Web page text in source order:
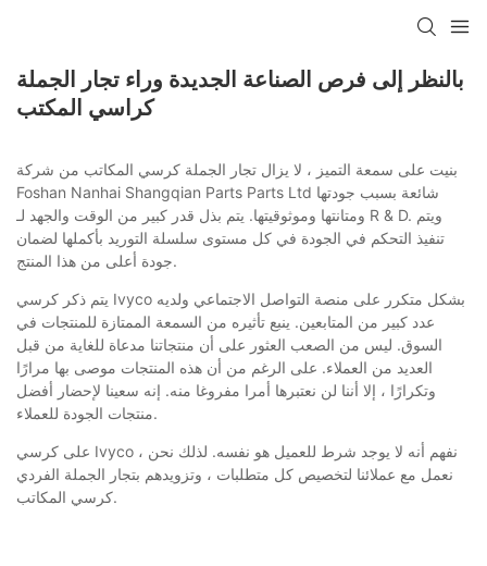
بالنظر إلى فرص الصناعة الجديدة وراء تجار الجملة
كراسي المكتب
بنيت على سمعة التميز ، لا يزال تجار الجملة كرسي المكاتب من شركة
Foshan Nanhai Shangqian Parts Parts Ltd شائعة بسبب جودتها
ومتانتها وموثوقيتها. يتم بذل قدر كبير من الوقت والجهد لـ R & D. ويتم
تنفيذ التحكم في الجودة في كل مستوى سلسلة التوريد بأكملها لضمان
جودة أعلى من هذا المنتج.
يتم ذكر كرسي Ivyco بشكل متكرر على منصة التواصل الاجتماعي ولديه
عدد كبير من المتابعين. ينبع تأثيره من السمعة الممتازة للمنتجات في
السوق. ليس من الصعب العثور على أن منتجاتنا مدعاة للغاية من قبل
العديد من العملاء. على الرغم من أن هذه المنتجات موصى بها مرارًا
وتكرارًا ، إلا أننا لن نعتبرها أمرا مفروغا منه. إنه سعينا لإحضار أفضل
منتجات الجودة للعملاء.
على كرسي Ivyco ، نفهم أنه لا يوجد شرط للعميل هو نفسه. لذلك نحن
نعمل مع عملائنا لتخصيص كل متطلبات ، وتزويدهم بتجار الجملة الفردي
كرسي المكاتب.